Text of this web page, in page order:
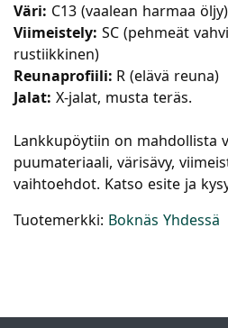
Väri: C13 (vaalean harmaa öljy)
Viimeistely: SC (pehmeät
rustiikkinen)
Reunaprofiili: R (elävä reuna)
Jalat: X-jalat, musta teräs.
Lankkupöytiin on mahdollista
puumateriaali, värisävy,
vaihtoehdot. Katso esite ja
Tuotemerkki: Boknäs Yhdessä